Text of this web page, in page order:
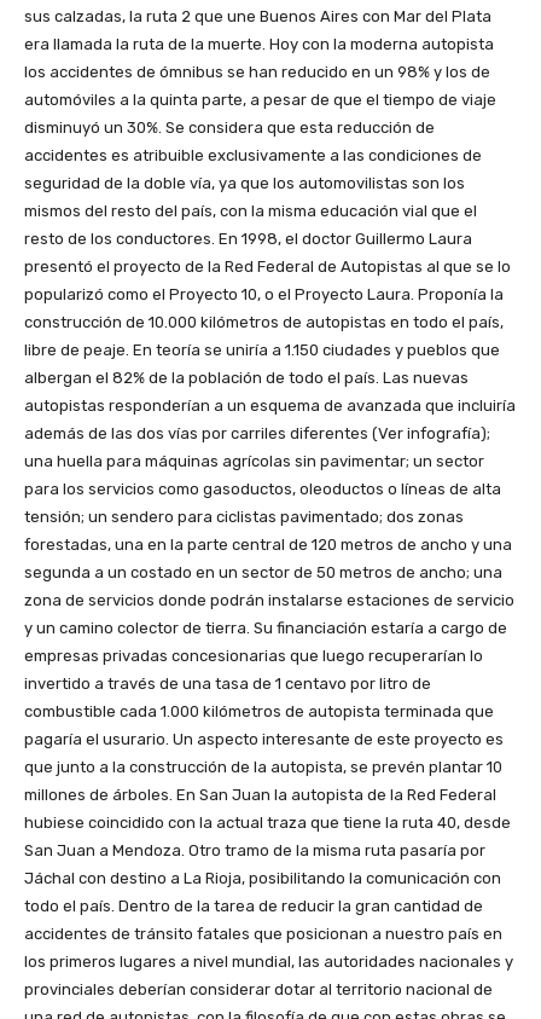
sus calzadas, la ruta 2 que une Buenos Aires con Mar del Plata
era llamada la ruta de la muerte. Hoy con la moderna autopista
los accidentes de ómnibus se han reducido en un 98% y los de
automóviles a la quinta parte, a pesar de que el tiempo de viaje
disminuyó un 30%. Se considera que esta reducción de
accidentes es atribuible exclusivamente a las condiciones de
seguridad de la doble vía, ya que los automovilistas son los
mismos del resto del país, con la misma educación vial que el
resto de los conductores. En 1998, el doctor Guillermo Laura
presentó el proyecto de la Red Federal de Autopistas al que se lo
popularizó como el Proyecto 10, o el Proyecto Laura. Proponía la
construcción de 10.000 kilómetros de autopistas en todo el país,
libre de peaje. En teoría se uniría a 1.150 ciudades y pueblos que
albergan el 82% de la población de todo el país. Las nuevas
autopistas responderían a un esquema de avanzada que incluiría
además de las dos vías por carriles diferentes (Ver infografía);
una huella para máquinas agrícolas sin pavimentar; un sector
para los servicios como gasoductos, oleoductos o líneas de alta
tensión; un sendero para ciclistas pavimentado; dos zonas
forestadas, una en la parte central de 120 metros de ancho y una
segunda a un costado en un sector de 50 metros de ancho; una
zona de servicios donde podrán instalarse estaciones de servicio
y un camino colector de tierra. Su financiación estaría a cargo de
empresas privadas concesionarias que luego recuperarían lo
invertido a través de una tasa de 1 centavo por litro de
combustible cada 1.000 kilómetros de autopista terminada que
pagaría el usurario. Un aspecto interesante de este proyecto es
que junto a la construcción de la autopista, se prevén plantar 10
millones de árboles. En San Juan la autopista de la Red Federal
hubiese coincidido con la actual traza que tiene la ruta 40, desde
San Juan a Mendoza. Otro tramo de la misma ruta pasaría por
Jáchal con destino a La Rioja, posibilitando la comunicación con
todo el país. Dentro de la tarea de reducir la gran cantidad de
accidentes de tránsito fatales que posicionan a nuestro país en
los primeros lugares a nivel mundial, las autoridades nacionales y
provinciales deberían considerar dotar al territorio nacional de